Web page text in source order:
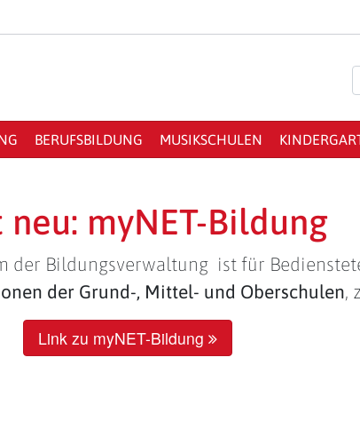
BERUFSBILDUNG MUSIKSCHULEN
neu: myNET-Bildung
Bildungsverwaltung ist für
der Grund-, Mittel- und Oberschulen,
Link zu myNET-Bildung